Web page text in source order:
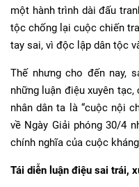
một hành trình dài đấu
tộc chống lại cuộc chiến
tay sai, vì độc lập dân tộc
Thế nhưng cho đến nay,
những luận điệu xuyên
nhân dân ta là “cuộc nội
về Ngày Giải phóng 30/4
chính nghĩa của cuộc
Tái diễn luận điệu sai trái,